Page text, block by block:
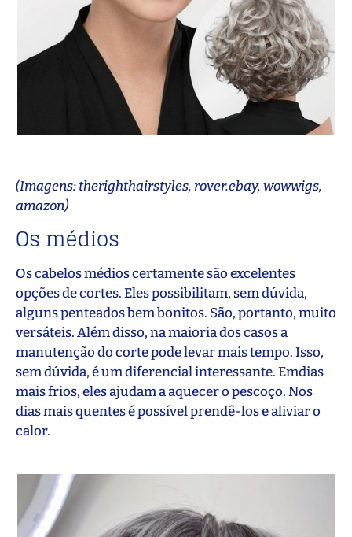
(Imagens: therighthairstyles, rover.ebay, wowwigs,
amazon)
Os médios
Os cabelos médios certamente são excelentes
opções de cortes. Eles possibilitam, sem dúvida,
alguns penteados bem bonitos. São, portanto, muito
versáteis. Além disso, na maioria dos casos a
manutenção do corte pode levar mais tempo. Isso,
sem dúvida, é um diferencial interessante. Emdias
mais frios, eles ajudam a aquecer o pescoço. Nos
dias mais quentes é possível prendê-los e aliviar o
calor.